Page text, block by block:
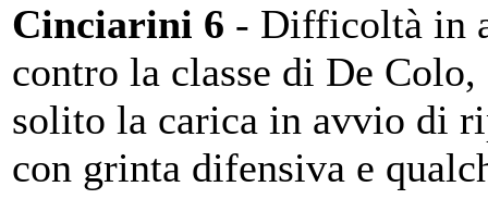
Cinciarini 6 - Difficoltà in
contro la classe di De Colo,
solito la carica in avvio di
con grinta difensiva e